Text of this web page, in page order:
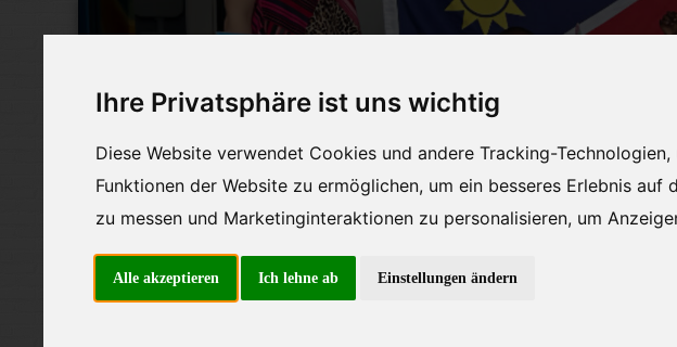
Ihre Privatsphäre ist uns wichtig
Diese Website verwendet Cookies und andere Tracking-
Funktionen der Website zu ermöglichen, um ein besseres Erlebnis auf
zu messen und Marketinginteraktionen zu personalisieren, um
Alle akzeptieren Ich lehne ab Einstellungen ändern
Blog Termine Spenden